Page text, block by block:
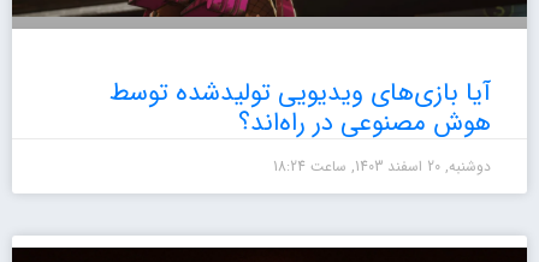
آیا بازی‌های ویدیویی تولیدشده توسط
هوش مصنوعی در راه‌اند؟
دوشنبه, 20 اسفند 1403, ساعت 18:24